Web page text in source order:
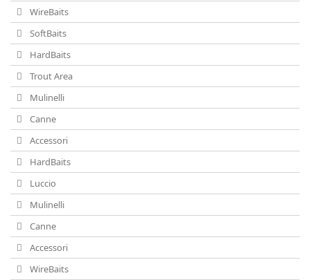
WireBaits
SoftBaits
HardBaits
Trout Area
Mulinelli
Canne
Accessori
HardBaits
Luccio
Mulinelli
Canne
Accessori
WireBaits